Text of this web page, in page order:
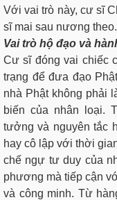
Với vai trò này, cư sĩ
sĩ mai sau nương theo.
Vai trò hộ đạo và
Cư sĩ đóng vai chiếc
trạng để đưa đạo
nhà Phật không phải
biến của nhân loại.
tưởng và nguyên tắc
hay cô lập với thời
chế ngự tư duy của
phương mà tiếp cận
và công minh. Từ